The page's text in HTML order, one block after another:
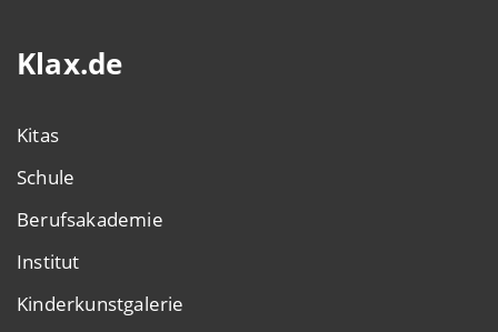
Klax.de
Kitas
Schule
Berufsakademie
Institut
Kinderkunstgalerie